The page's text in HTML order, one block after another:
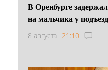
В Оренбурге
на мальчика у
8 августа 21:10